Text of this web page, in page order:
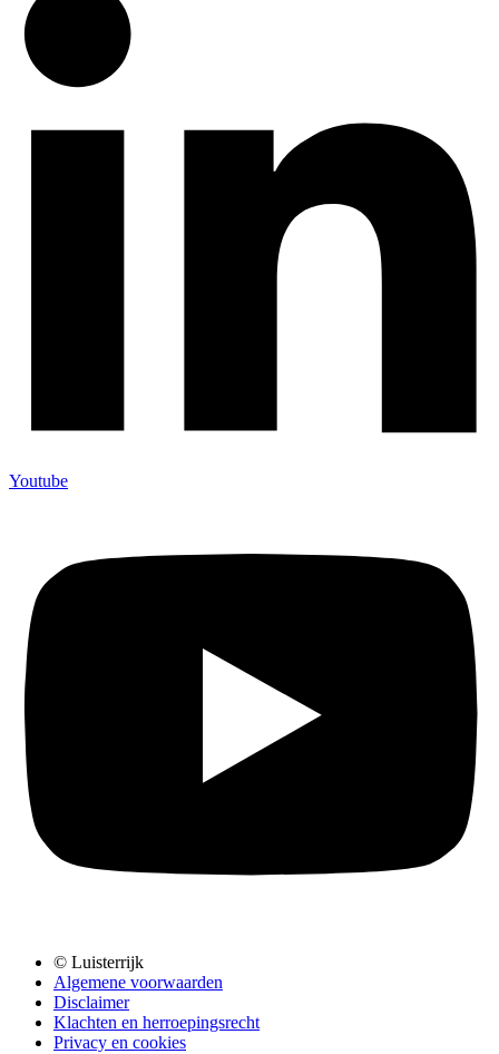
Youtube
© Luisterrijk
Algemene voorwaarden
Disclaimer
Klachten en herroepingsrecht
Privacy en cookies